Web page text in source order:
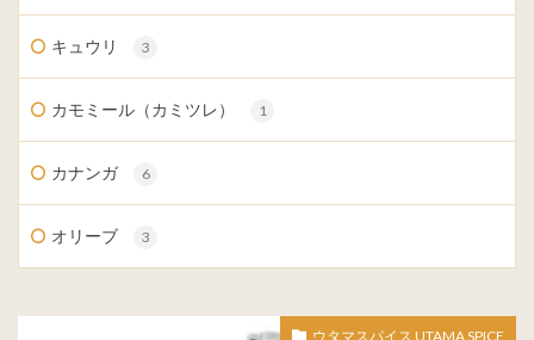
キュウリ 3
カモミール（カミツレ） 1
カナンガ 6
オリーブ 3
ウタマスパイス UTAMA SPICE